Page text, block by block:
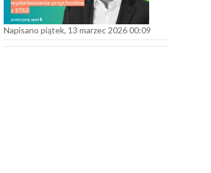
Napisano piątek, 13 marzec 2026 00:09